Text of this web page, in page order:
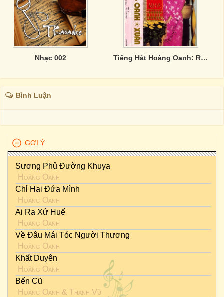
Nhạc 002 Tiếng Hát Hoàng Oanh: Rước Xuân Về Nhà
Bình Luận
GỢI Ý
Sương Phủ Đường Khuya
Hoàng Oanh
Chỉ Hai Đứa Mình
Hoàng Oanh
Ai Ra Xứ Huế
Hoàng Oanh
Về Đâu Mái Tóc Người Thương
Hoàng Oanh
Khất Duyên
Hoàng Oanh
Bến Cũ
Hoàng Oanh & Thanh Vũ